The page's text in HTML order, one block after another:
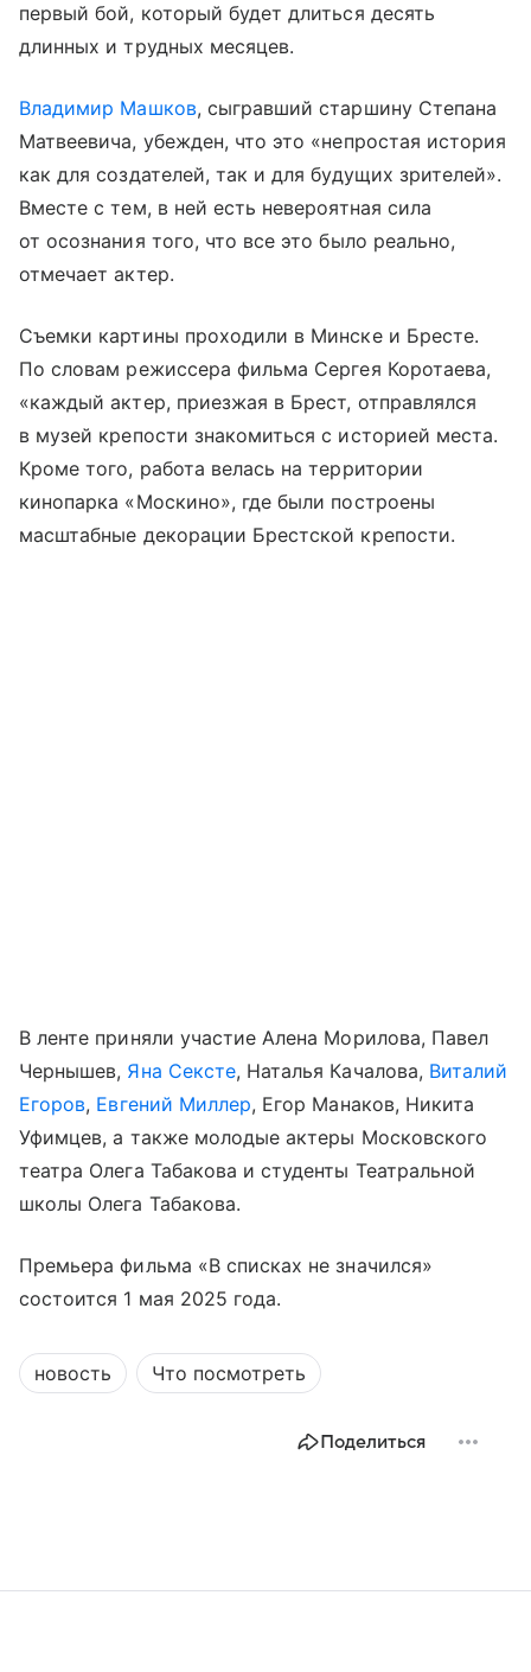
первый бой, который будет длиться десять
длинных и трудных месяцев.
Владимир Машков, сыгравший старшину Степана
Матвеевича, убежден, что это «непростая история
как для создателей, так и для будущих зрителей».
Вместе с тем, в ней есть невероятная сила
от осознания того, что все это было реально,
отмечает актер.
Съемки картины проходили в Минске и Бресте.
По словам режиссера фильма Сергея Коротаева,
«каждый актер, приезжая в Брест, отправлялся
в музей крепости знакомиться с историей места.
Кроме того, работа велась на территории
кинопарка «Москино», где были построены
масштабные декорации Брестской крепости.
В ленте приняли участие Алена Морилова, Павел
Чернышев, Яна Сексте, Наталья Качалова, Виталий
Егоров, Евгений Миллер, Егор Манаков, Никита
Уфимцев, а также молодые актеры Московского
театра Олега Табакова и студенты Театральной
школы Олега Табакова.
Премьера фильма «В списках не значился»
состоится 1 мая 2025 года.
новость Что посмотреть
Поделиться